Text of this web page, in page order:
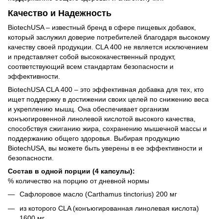
Качество и Надежность
BiotechUSA – известный бренд в сфере пищевых добавок,
который заслужил доверие потребителей благодаря высокому
качеству своей продукции. CLA 400 не является исключением
и представляет собой высококачественный продукт,
соответствующий всем стандартам безопасности и
эффективности.
BiotechUSA CLA 400 – это эффективная добавка для тех, кто
ищет поддержку в достижении своих целей по снижению веса
и укреплению мышц. Она обеспечивает организм
конъюгировенной линолевой кислотой высокого качества,
способствуя сжиганию жира, сохранению мышечной массы и
поддержанию общего здоровья. Выбирая продукцию
BiotechUSA, вы можете быть уверены в ее эффективности и
безопасности.
Состав в одной порции (4 капсулы):
% количество на порцию от дневной нормы
Сафлоровое масло (Carthamus tinctorius) 200 мг
из которого CLA (конъюгированная линолевая кислота)